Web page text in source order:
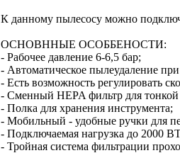
К данному пылесосу можно
ОСНОВННЫЕ ОСОББЕНОСТИ:
- Рабочее давление 6-6,5 бар;
- Автоматическое пылеудаление
- Есть возможность регулировать
- Сменный HEPA фильтр для тонкой
- Полка для хранения инструмента;
- Мобильный - удобные ручки для
- Подключаемая нагрузка до 2000
- Тройная система фильтрации